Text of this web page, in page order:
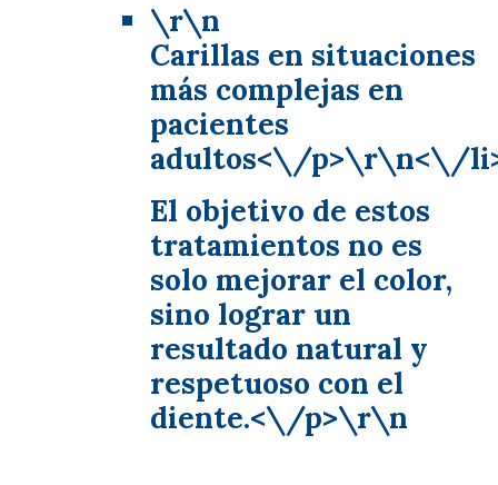
\r\n
Carillas en situaciones
más complejas en
pacientes
adultos<\/p>\r\n<\/
El objetivo de estos
tratamientos no es
solo mejorar el color,
sino lograr un
resultado natural y
respetuoso con el
diente.<\/p>\r\n